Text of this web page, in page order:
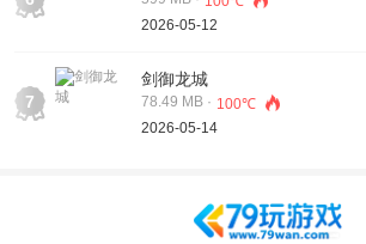
2026-05-12
7
剑御龙城
78.49 MB · 100℃
2026-05-14